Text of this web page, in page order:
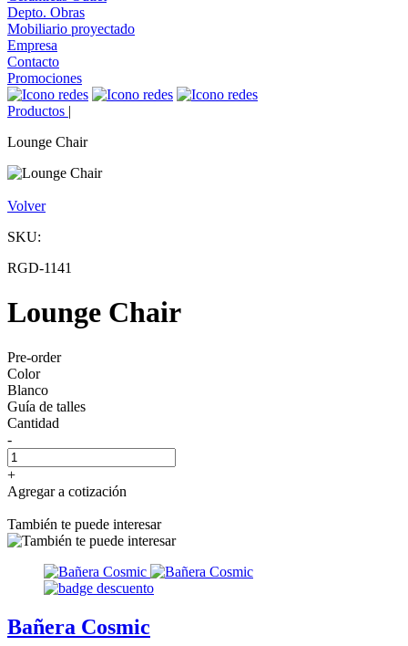
Depto. Obras
Mobiliario proyectado
Empresa
Contacto
Promociones
Productos |
Lounge Chair
Volver
SKU:
RGD-1141
Lounge Chair
Pre-order
Color
Blanco
Guía de talles
Cantidad
-
+
Agregar a cotización
También te puede interesar
Bañera Cosmic